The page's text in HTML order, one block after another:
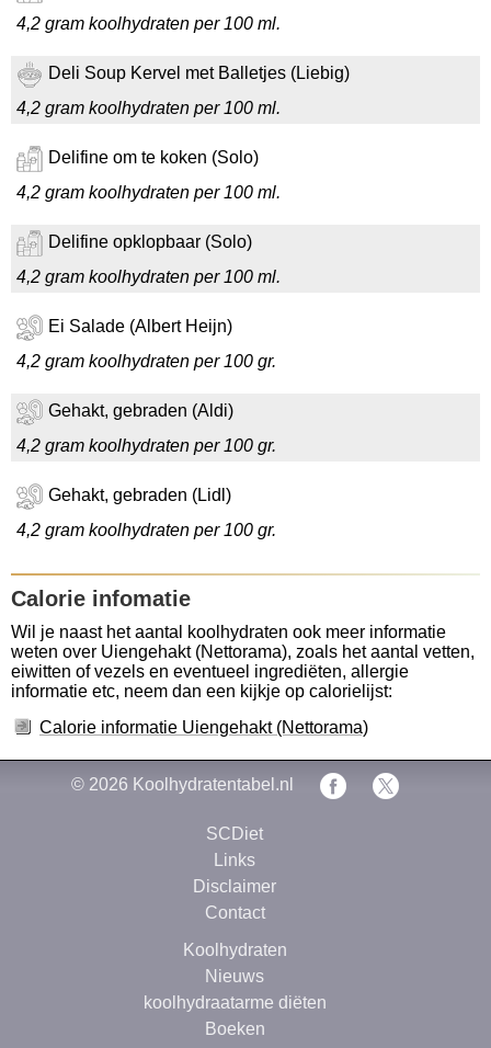
4,2 gram koolhydraten per 100 ml.
Deli Soup Kervel met Balletjes (Liebig)
4,2 gram koolhydraten per 100 ml.
Delifine om te koken (Solo)
4,2 gram koolhydraten per 100 ml.
Delifine opklopbaar (Solo)
4,2 gram koolhydraten per 100 ml.
Ei Salade (Albert Heijn)
4,2 gram koolhydraten per 100 gr.
Gehakt, gebraden (Aldi)
4,2 gram koolhydraten per 100 gr.
Gehakt, gebraden (Lidl)
4,2 gram koolhydraten per 100 gr.
Calorie infomatie
Wil je naast het aantal koolhydraten ook meer informatie
weten over Uiengehakt (Nettorama), zoals het aantal vetten,
eiwitten of vezels en eventueel ingrediëten, allergie
informatie etc, neem dan een kijkje op calorielijst:
Calorie informatie Uiengehakt (Nettorama)
© 2026 Koolhydratentabel.nl
SCDiet
Links
Disclaimer
Contact
Koolhydraten
Nieuws
koolhydraatarme diëten
Boeken